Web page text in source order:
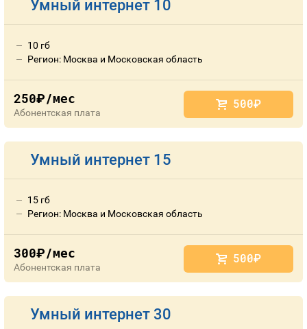
Умный интернет 10
10 гб
Регион: Москва и Московская область
250руб./мес
Абонентская плата
500руб.
Умный интернет 15
15 гб
Регион: Москва и Московская область
300руб./мес
Абонентская плата
500руб.
Умный интернет 30